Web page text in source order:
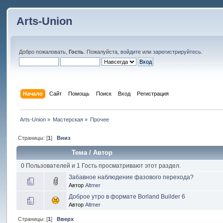
Arts-Union
Добро пожаловать,Гость . Пожалуйста,войдите илизарегистрируйтесь
Начало Сайт Помощь Поиск Вход Регистрация
Arts-Union» Мастерская » Прочее
Страницы: [1] Вниз
Тема/ Автор
0 Пользователей и 1 Гость просматривают этот раздел.
Забавное наблюдение фазового перехода?
АвторAltmer
Доброе утро в формате Borland Builder 6
АвторAltmer
Страницы: [1] Вверх